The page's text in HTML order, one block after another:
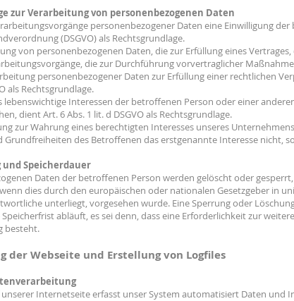
zur Verarbeitung von personenbezogenen Daten
personenbezogener Daten eine Einwilligung
(DSGVO) als Rechtsgrundlage.
von personenbezogenen Daten, die zur Erfüllung eines
die zur Durchführung vorvertraglicher
personenbezogener Daten zur Erfüllung einer rechtlichen
als Rechtsgrundlage.
lebenswichtige Interessen der betroffenen Person oder einer
dient Art. 6 Abs. 1 lit. d DSGVO als Rechtsgrundlage.
zur Wahrung eines berechtigten Interesses unseres
des Betroffenen das erstgenannte Interesse nicht,
Speicherdauer
Daten der betroffenen Person werden gelöscht oder
dies durch den europäischen oder nationalen Gesetzgeber in
unterliegt, vorgesehen wurde. Eine Sperrung oder
abläuft, es sei denn, dass eine Erforderlichkeit zur
besteht.
der Webseite und Erstellung von Logfiles
unserer Internetseite erfasst unser System automatisiert Daten